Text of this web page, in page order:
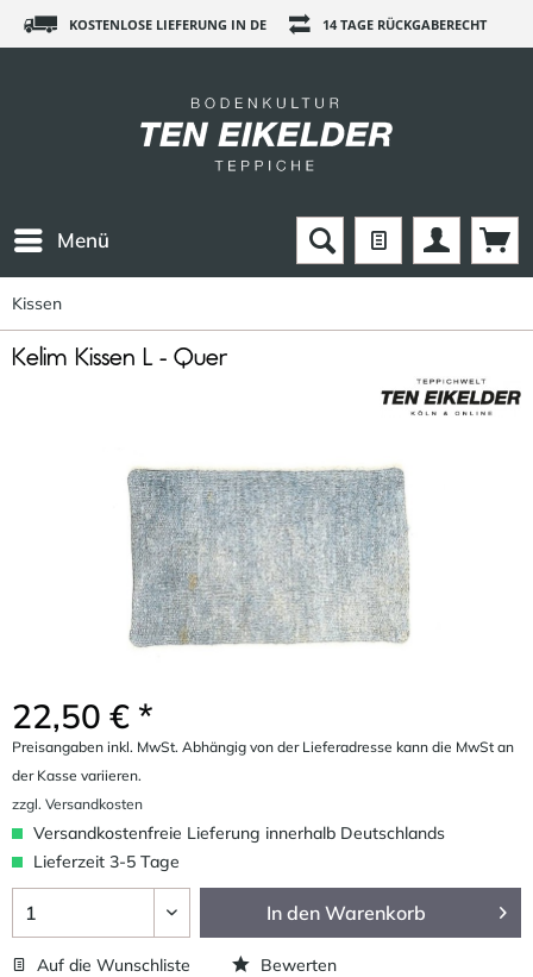
KOSTENLOSE LIEFERUNG IN DE 14 TAGE RÜCKGABERECHT
Menü
Kissen
Kelim Kissen L - Quer
22,50 € *
Preisangaben inkl. MwSt. Abhängig von der Lieferadresse kann die MwSt an
der Kasse variieren.
zzgl. Versandkosten
Versandkostenfreie Lieferung innerhalb Deutschlands
Lieferzeit 3-5 Tage
In den Warenkorb
Auf die Wunschliste Bewerten